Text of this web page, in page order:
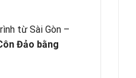
từ Sài Gòn –
Đảo bằng